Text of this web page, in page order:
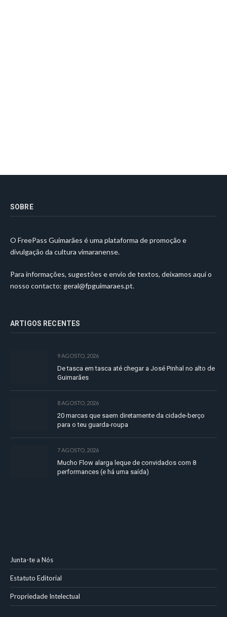
SOBRE
O FreePass Guimarães é uma plataforma de promoção e
divulgação da cultura vimaranense.
Para informações, sugestões e envio de textos, deixamos aqui o
nosso contacto: geral@fpguimaraes.pt.
ARTIGOS RECENTES
9 AGOSTO, 2026
De tasca em tasca até chegar a José Pinhal no alto de
Guimarães
8 AGOSTO, 2026
20 marcas que saem diretamente da cidade-berço
para o teu guarda-roupa
7 AGOSTO, 2026
Mucho Flow alarga leque de convidados com 8
performances (e há uma saída)
Junta-te a Nós
Estatuto Editorial
Propriedade Intelectual